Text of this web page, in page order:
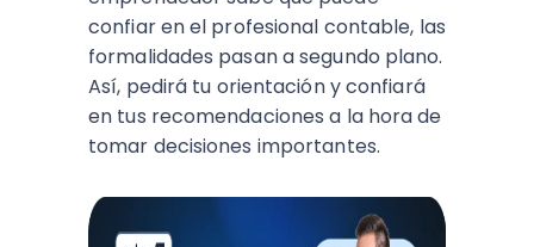
confiar en el profesional contable, las
formalidades pasan a segundo plano.
Así, pedirá tu orientación y confiará
en tus recomendaciones a la hora de
tomar decisiones importantes.